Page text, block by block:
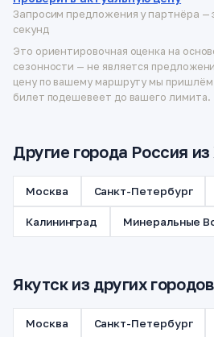
Запросим предложения у партнёра —
секунд
Это ориентировочная оценка на
сезонности — не является
цену по вашему маршруту мы пришлём
билет подешевеет до вашего лимита.
Другие города Россия
Москва Санкт-Петербург
Калининград Минеральные
Якутск из других городов
Москва Санкт-Петербург